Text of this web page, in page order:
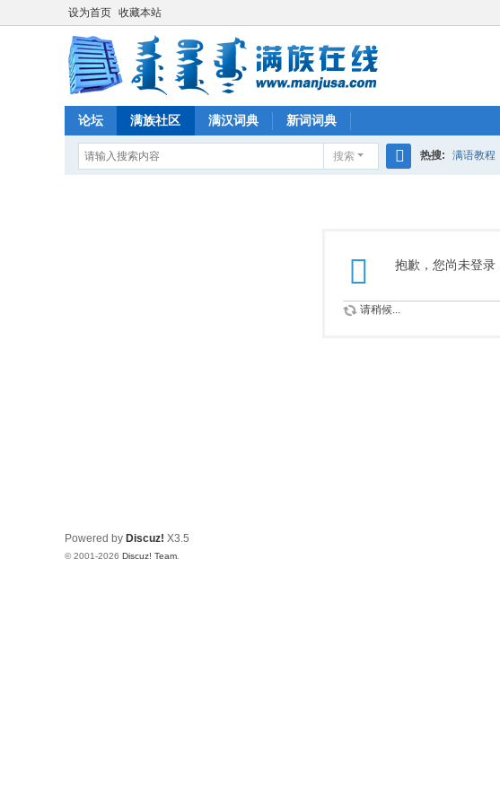
设为首页 收藏本站
论坛 满族社区 满汉词典 新词词典
搜索 热搜: 满语教程
抱歉，您尚未登录
请稍候...
Powered by Discuz! X3.5
© 2001-2026 Discuz! Team